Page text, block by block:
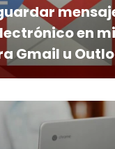
en mi
Gmail u